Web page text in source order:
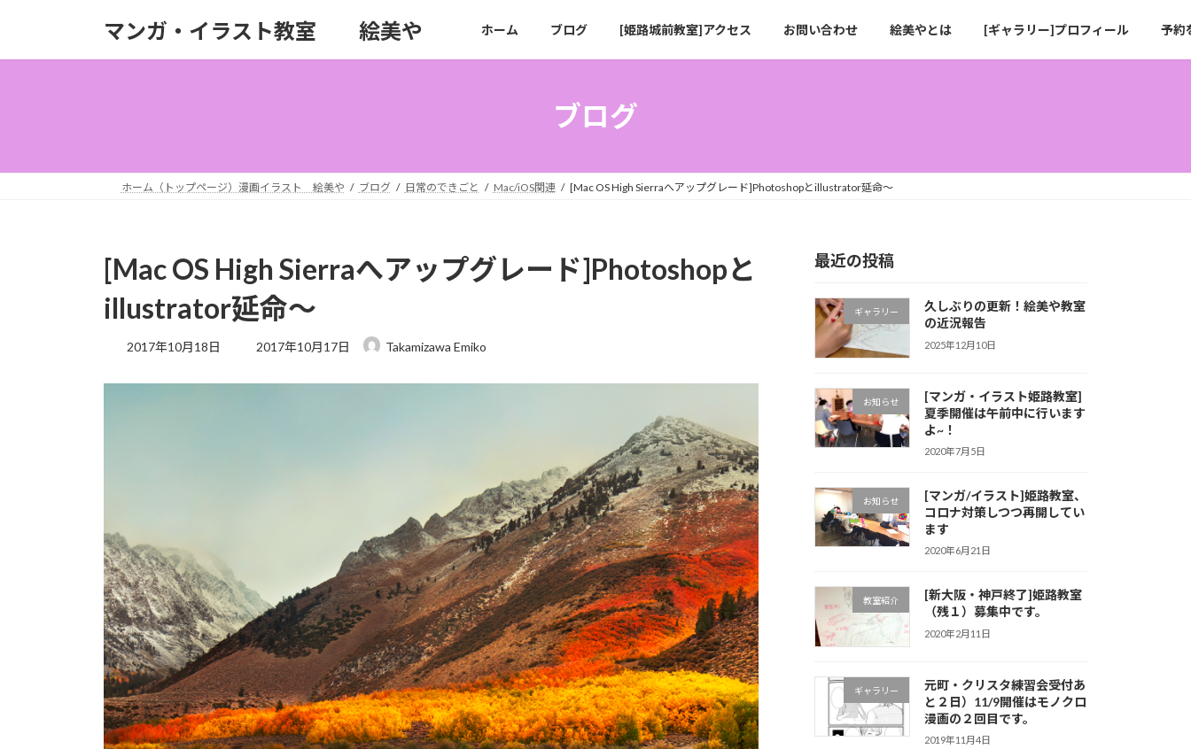
マンガ・イラスト教室 絵美や ホーム ブログ [姫路城前教室]アクセス お問い合わせ 絵美やとは [ギャラリー]プロフィール 予約
ブログ
ホーム（トップページ）漫画イラスト 絵美や ブログ 日常のできごと Mac/iOS関連 [Mac OS High Sierraへアップグレード]Photoshopとillustrator延命〜
[Mac OS High Sierraへアップグレード]Photoshopと
illustrator延命〜
2017年10月18日
最
2017年10月17日 Takamizawa Emiko
最近の投稿
ギャラリー
久しぶりの更新！絵美や教室
の近況報告
2025年12月10日
お知らせ
[マンガ・イラスト姫路教室]
夏季開催は午前中に行います
よ~！
2020年7月5日
お知らせ
[マンガ/イラスト]姫路教室、
コロナ対策しつつ再開してい
ます
2020年6月21日
教室紹介
[新大阪・神戸終了]姫路教室
（残１）募集中です。
2020年2月11日
ギャラリー
元町・クリスタ練習会受付あ
と２日）11/9開催はモノクロ
漫画の２回目です。
2019年11月4日